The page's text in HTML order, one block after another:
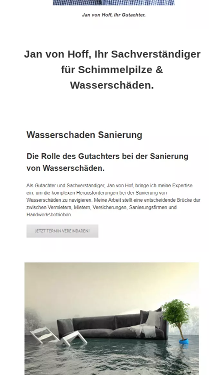
Jan von Hoff, Ihr Sachverständiger
für Schimmelpilze &
Wasserschäden.